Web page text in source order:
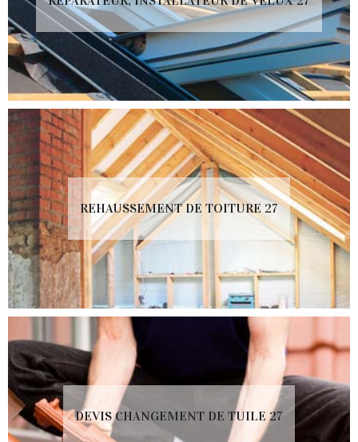
REHAUSSEMENT DE TOITURE 27
DEVIS CHANGEMENT DE TUILE 27